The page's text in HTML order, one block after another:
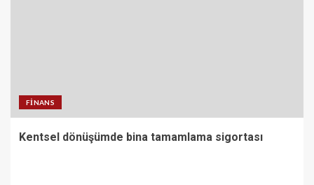
FINANS
Kentsel dönüşümde bina tamamlama sigortası